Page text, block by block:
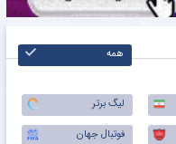
همه
لیگ برتر
فوتبال جهان